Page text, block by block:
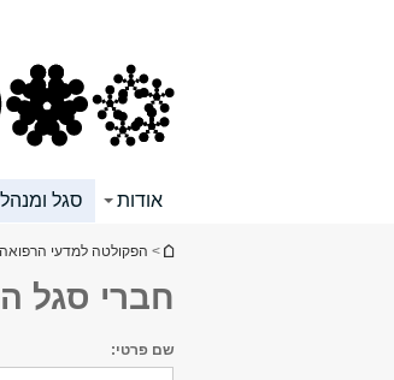
אודות סגל
הינך נמצא כאן
> הפקולטה למדעי הרפואה
חברי סגל
שם פרטי: